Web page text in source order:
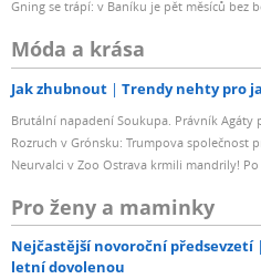
Gning se trápí: v Baníku je pět měsíců bez
Móda a krása
Jak zhubnout Trendy nehty pro
Brutální napadení Soukupa. Právník Agáty
Rozruch v Grónsku: Trumpova společnost
Neurvalci v Zoo Ostrava krmili mandrily!
Pro ženy a maminky
Nejčastější novoroční předsevzetí
letní dovolenou